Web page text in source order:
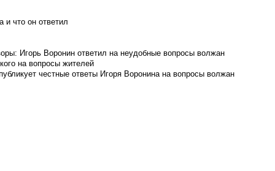
и что он ответил
Игорь Воронин ответил на неудобные вопросы волжан
на вопросы жителей
честные ответы Игоря Воронина на вопросы волжан